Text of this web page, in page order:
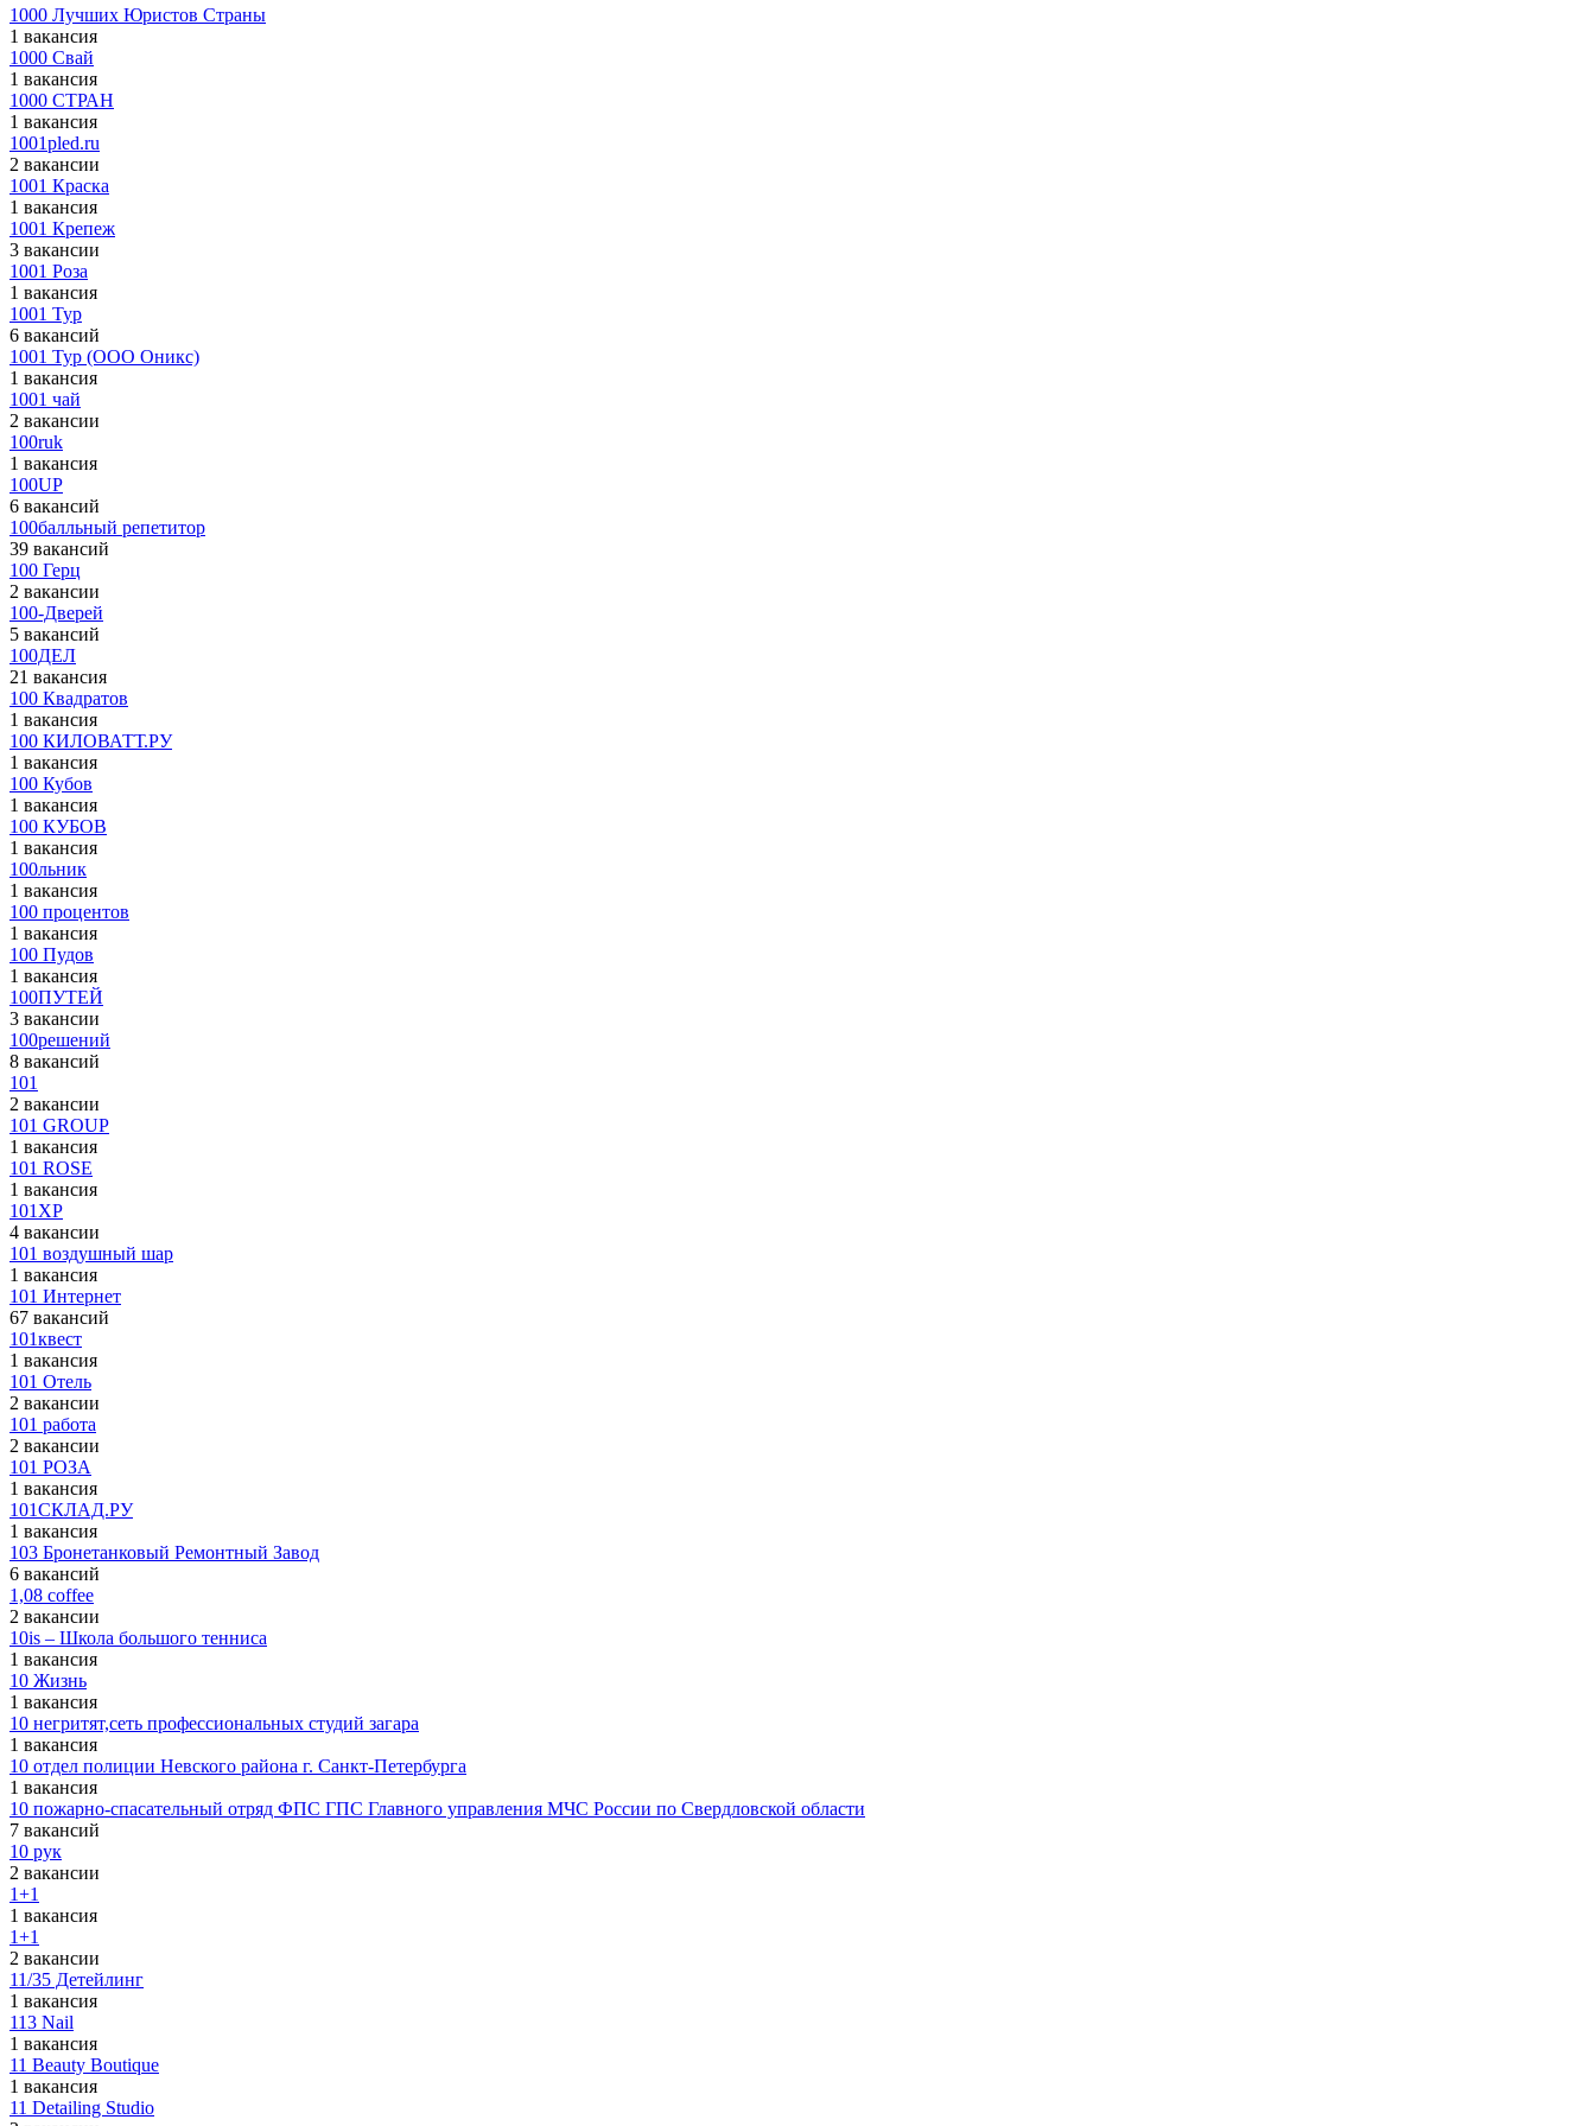
1000 Лучших Юристов Страны
1 вакансия
1000 Свай
1 вакансия
1000 СТРАН
1 вакансия
1001pled.ru
2 вакансии
1001 Краска
1 вакансия
1001 Крепеж
3 вакансии
1001 Роза
1 вакансия
1001 Тур
6 вакансий
1001 Тур (ООО Оникс)
1 вакансия
1001 чай
2 вакансии
100ruk
1 вакансия
100UP
6 вакансий
100балльный репетитор
39 вакансий
100 Герц
2 вакансии
100-Дверей
5 вакансий
100ДЕЛ
21 вакансия
100 Квадратов
1 вакансия
100 КИЛОВАТТ.РУ
1 вакансия
100 Кубов
1 вакансия
100 КУБОВ
1 вакансия
100льник
1 вакансия
100 процентов
1 вакансия
100 Пудов
1 вакансия
100ПУТЕЙ
3 вакансии
100решений
8 вакансий
101
2 вакансии
101 GROUP
1 вакансия
101 ROSE
1 вакансия
101XP
4 вакансии
101 воздушный шар
1 вакансия
101 Интернет
67 вакансий
101квест
1 вакансия
101 Отель
2 вакансии
101 работа
2 вакансии
101 РОЗА
1 вакансия
101СКЛАД.РУ
1 вакансия
103 Бронетанковый Ремонтный Завод
6 вакансий
1,08 coffee
2 вакансии
10is – Школа большого тенниса
1 вакансия
10 Жизнь
1 вакансия
10 негритят,сеть профессиональных студий загара
1 вакансия
10 отдел полиции Невского района г. Санкт-Петербурга
1 вакансия
10 пожарно-спасательный отряд ФПС ГПС Главного управления МЧС России по Свердловской области
7 вакансий
10 рук
2 вакансии
1+1
1 вакансия
1+1
2 вакансии
11/35 Детейлинг
1 вакансия
113 Nail
1 вакансия
11 Beauty Boutique
1 вакансия
11 Detailing Studio